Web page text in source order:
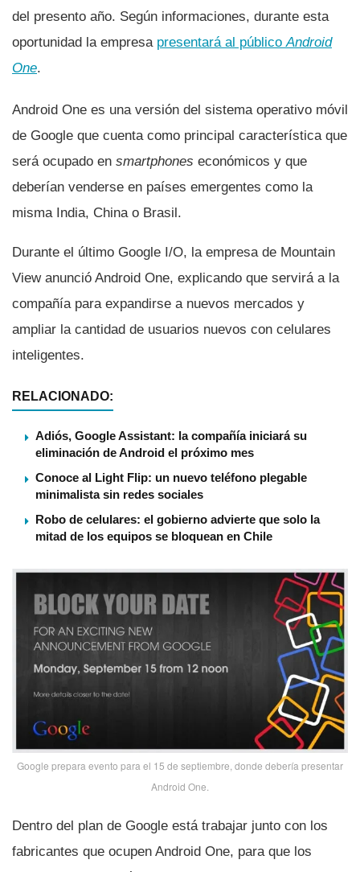
del presento año. Según informaciones, durante esta
oportunidad la empresa presentará al públicoAndroid
One.
Android One es una versión del sistema operativo móvil
de Google que cuenta como principal caracterí­stica que
será ocupado en smartphones económicos y que
deberí­an venderse en paí­ses emergentes como la
misma India, China o Brasil.
Durante el último Google I/O, la empresa de Mountain
View anunció Android One, explicando que servirá a la
compañí­a para expandirse a nuevos mercados y
ampliar la cantidad de usuarios nuevos con celulares
inteligentes.
RELACIONADO:
Adiós, Google Assistant: la compañía iniciará su
eliminación de Android el próximo mes
Conoce al Light Flip: un nuevo teléfono plegable
minimalista sin redes sociales
Robo de celulares: el gobierno advierte que solo la
mitad de los equipos se bloquean en Chile
Google prepara evento para el 15 de septiembre, donde deberí­a presentar
Android One.
Dentro del plan de Google está trabajar junto con los
fabricantes que ocupen Android One, para que los